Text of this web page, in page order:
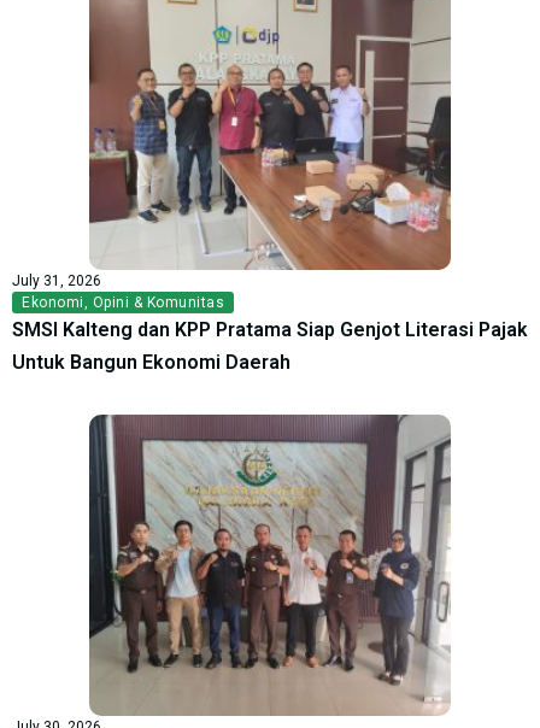
July 31, 2026
Ekonomi
Opini & Komunitas
SMSI Kalteng dan KPP Pratama Siap Genjot Literasi Pajak
Untuk Bangun Ekonomi Daerah